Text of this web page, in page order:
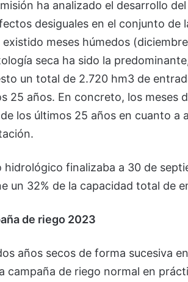
ha analizado el desarrollo
desiguales en el conjunto de
existido meses húmedos
seca ha sido la
un total de 2.720 hm3 de
25 años. En concreto, los meses
los últimos 25 años en cuanto a
hidrológico finalizaba a 30 de
un 32% de la capacidad total de
de riego 2023
años secos de forma sucesiva
campaña de riego normal en